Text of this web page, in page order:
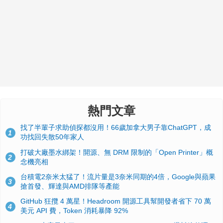
熱門文章
1
找了半輩子求助偵探都沒用！66歲加拿大男子靠ChatGPT，成
功找回失散50年家人
2
打破大廠墨水綁架！開源、無 DRM 限制的「Open Printer」概
念機亮相
3
台積電2奈米太猛了！流片量是3奈米同期的4倍，Google與蘋果
搶首發、輝達與AMD排隊等產能
4
GitHub 狂攬 4 萬星！Headroom 開源工具幫開發者省下 70 萬
美元 API 費，Token 消耗暴降 92%